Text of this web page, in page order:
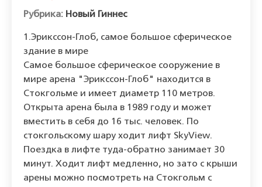
Новый Гиннес
1.Эрикссон-Глоб, самое большое сферическое
здание в мире
Самое большое сферическое сооружение в
мире арена "Эрикссон-Глоб" находится в
Стокгольме и имеет диаметр 110 метров.
Открыта арена была в 1989 году и может
вместить в себя до 16 тыс. человек. По
стокгольскому шару ходит лифт SkyView.
Поездка в лифте туда-обратно занимает 30
минут. Ходит лифт медленно, но зато с крыши
арены можно посмотреть на Стокгольм с